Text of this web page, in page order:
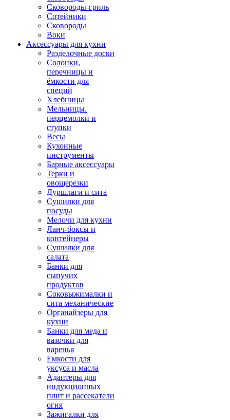
Сковороды-гриль
Сотейники
Сковороды
Воки
Аксессуары для кухни
Разделочные доски
Солонки,
перечницы и
ёмкости для
специй
Хлебницы
Мельницы.
перцемолки и
ступки
Весы
Кухонные
инструменты
Барные аксессуары
Терки и
овощерезки
Дуршлаги и сита
Сушилки для
посуды
Мелочи для кухни
Ланч-боксы и
контейнеры
Сушилки для
салата
Банки для
сыпучих
продуктов
Соковыжималки и
сита механические
Органайзеры для
кухни
Банки для меда и
вазочки для
варенья
Емкости для
уксуса и масла
Адаптеры для
индукционных
плит и рассекатели
огня
Зажигалки для